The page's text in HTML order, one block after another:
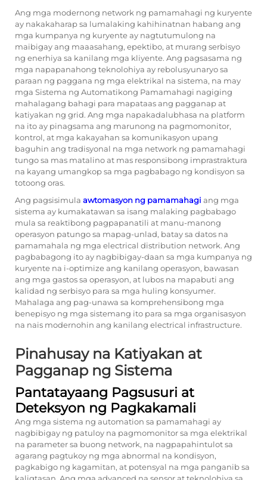
Ang mga modernong network ng pamamahagi ng kuryente
ay nakakaharap sa lumalaking kahihinatnan habang ang
mga kumpanya ng kuryente ay nagtutumulong na
maibigay ang maaasahang, epektibo, at murang serbisyo
ng enerhiya sa kanilang mga kliyente. Ang pagsasama ng
mga napapanahong teknolohiya ay rebolusyunaryo sa
paraan ng paggana ng mga elektrikal na sistema, na may
mga Sistema ng Automatikong Pamamahagi nagiging
mahalagang bahagi para mapataas ang pagganap at
katiyakan ng grid. Ang mga napakadalubhasa na platform
na ito ay pinagsama ang marunong na pagmomonitor,
kontrol, at mga kakayahan sa komunikasyon upang
baguhin ang tradisyonal na mga network ng pamamahagi
tungo sa mas matalino at mas responsibong imprastraktura
na kayang umangkop sa mga pagbabago ng kondisyon sa
totoong oras.
Ang pagsisimula awtomasyon ng pamamahagi ang mga
sistema ay kumakatawan sa isang malaking pagbabago
mula sa reaktibong pagpapanatili at manu-manong
operasyon patungo sa mapag-unlad, batay sa datos na
pamamahala ng mga electrical distribution network. Ang
pagbabagong ito ay nagbibigay-daan sa mga kumpanya ng
kuryente na i-optimize ang kanilang operasyon, bawasan
ang mga gastos sa operasyon, at lubos na mapabuti ang
kalidad ng serbisyo para sa mga huling konsyumer.
Mahalaga ang pag-unawa sa komprehensibong mga
benepisyo ng mga sistemang ito para sa mga organisasyon
na nais modernohin ang kanilang electrical infrastructure.
Pinahusay na Katiyakan at
Pagganap ng Sistema
Pantatayaang Pagsusuri at
Deteksyon ng Pagkakamali
Ang mga sistema ng automation sa pamamahagi ay
nagbibigay ng patuloy na pagmomonitor sa mga elektrikal
na parameter sa buong network, na nagpapahintulot sa
agarang pagtukoy ng mga abnormal na kondisyon,
pagkabigo ng kagamitan, at potensyal na mga panganib sa